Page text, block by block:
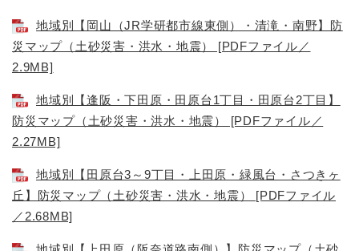
地域別【岡山（JR学研都市線東側）・清滝・南野】防
災マップ（土砂災害・洪水・地震） [PDFファイル／
2.9MB]
地域別【逢阪・下田原・田原台1丁目・田原台2丁目】
防災マップ（土砂災害・洪水・地震） [PDFファイル／
2.27MB]
地域別【田原台3～9丁目・上田原・緑風台・さつきヶ
丘】防災マップ（土砂災害・洪水・地震） [PDFファイル
／2.68MB]